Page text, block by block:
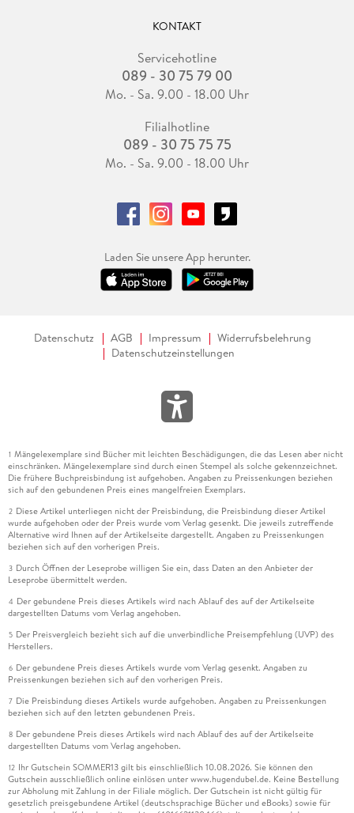
KONTAKT
Servicehotline
089 - 30 75 79 00
Mo. - Sa. 9.00 - 18.00 Uhr
Filialhotline
089 - 30 75 75 75
Mo. - Sa. 9.00 - 18.00 Uhr
Laden Sie unsere App herunter.
Datenschutz AGB Impressum
Widerrufsbelehrung
Datenschutzeinstellungen
1 Mängelexemplare sind Bücher mit leichten Beschädigungen, die das Lesen aber nicht
einschränken. Mängelexemplare sind durch einen Stempel als solche gekennzeichnet.
Die frühere Buchpreisbindung ist aufgehoben. Angaben zu Preissenkungen beziehen
sich auf den gebundenen Preis eines mangelfreien Exemplars.
2 Diese Artikel unterliegen nicht der Preisbindung, die Preisbindung dieser Artikel
wurde aufgehoben oder der Preis wurde vom Verlag gesenkt. Die jeweils zutreffende
Alternative wird Ihnen auf der Artikelseite dargestellt. Angaben zu Preissenkungen
beziehen sich auf den vorherigen Preis.
3 Durch Öffnen der Leseprobe willigen Sie ein, dass Daten an den Anbieter der
Leseprobe übermittelt werden.
4 Der gebundene Preis dieses Artikels wird nach Ablauf des auf der Artikelseite
dargestellten Datums vom Verlag angehoben.
5 Der Preisvergleich bezieht sich auf die unverbindliche Preisempfehlung (UVP) des
Herstellers.
6 Der gebundene Preis dieses Artikels wurde vom Verlag gesenkt. Angaben zu
Preissenkungen beziehen sich auf den vorherigen Preis.
7 Die Preisbindung dieses Artikels wurde aufgehoben. Angaben zu Preissenkungen
beziehen sich auf den letzten gebundenen Preis.
8 Der gebundene Preis dieses Artikels wird nach Ablauf des auf der Artikelseite
dargestellten Datums vom Verlag angehoben.
12 Ihr Gutschein SOMMER13 gilt bis einschließlich 10.08.2026. Sie können den
Gutschein ausschließlich online einlösen unter www.hugendubel.de. Keine Bestellung
zur Abholung mit Zahlung in der Filiale möglich. Der Gutschein ist nicht gültig für
gesetzlich preisgebundene Artikel (deutschsprachige Bücher und eBooks) sowie für